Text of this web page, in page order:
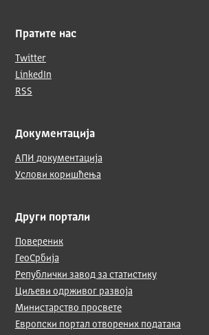
Пратите нас
Twitter
LinkedIn
RSS
Документација
АПИ документација
Услови коришћења
Други портали
Повереник
ГеоСрбија
Републички завод за статистику
Циљеви одрживог развоја
Министарство просвете
Европски портал отворених података